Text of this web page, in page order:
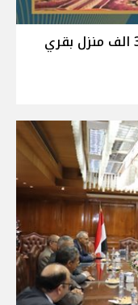
تاون جاس تنفذ توصيل الغاز الي 38 الف منزل بقري